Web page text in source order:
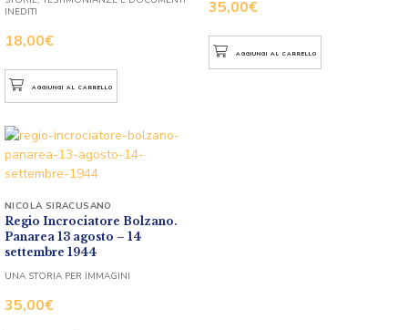
18,00€
INEDITI
AGGIUNGI AL CARRELLO
35,00€
AGGIUNGI AL CARRELLO
Regio Incrociatore Bolzano.
Panarea 13 agosto – 14
settembre 1944
35,00€
NICOLA SIRACUSANO
UNA STORIA PER IMMAGINI